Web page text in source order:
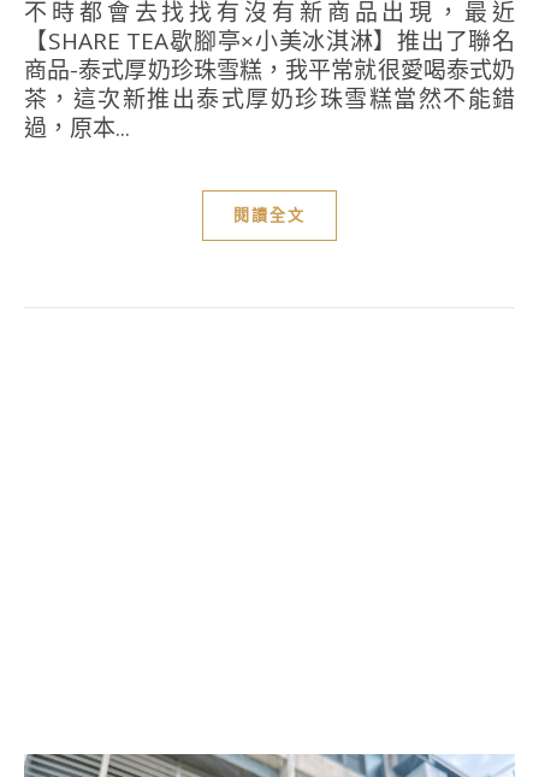
不時都會去找找有沒有新商品出現，最近
【SHARE TEA歇腳亭×小美冰淇淋】推出了聯名
商品-泰式厚奶珍珠雪糕，我平常就很愛喝泰式奶
茶，這次新推出泰式厚奶珍珠雪糕當然不能錯
過，原本...
閱讀全文